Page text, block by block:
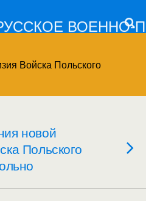
ВОЕННО-
Войска Польского
новой
Польского